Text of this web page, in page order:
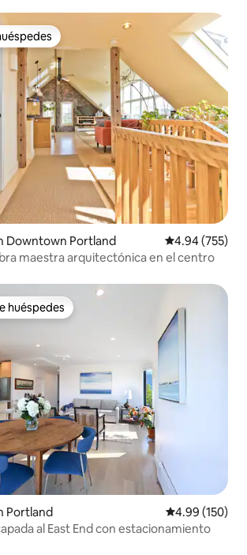
Downtown Portland Calificación
4.94 (755)
maestra arquitectónica en el centro
preferido
huéspedes
Portland Calificación
4.99 (150)
al East End con estacionamiento